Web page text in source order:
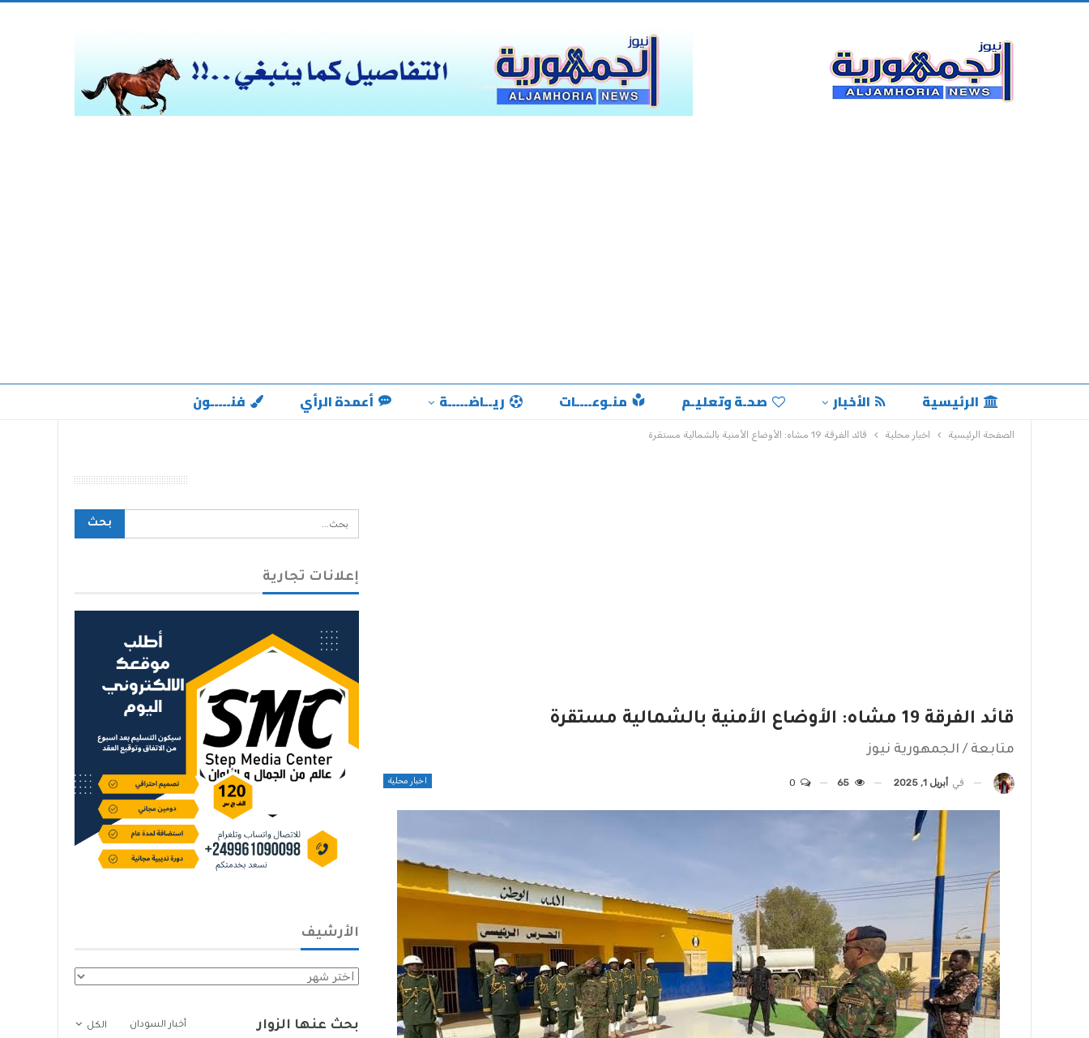
الرئيسية الأخبار صحـة وتعليـم منـوعــــات ريــاضـــــة أعمدة الرأي فنـــــون
الصفحة الرئيسية اخبار محلية قائد الفرقة 19 مشاه: الأوضاع الأمنية بالشمالية مستقرة
قائد الفرقة 19 مشاه: الأوضاع الأمنية بالشمالية مستقرة
متابعة / الجمهورية نيوز
اخبار محلية في أبريل 1, 2025 65
إعلانات تجارية
الأرشيف
الأرشيف
الكل بحث عنها الزوار أخبار السودان